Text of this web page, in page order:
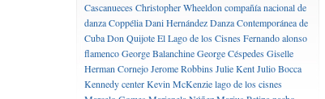
CascanuecesChristopher Wheeldon compañía nacional de
danzaCoppéliaDani HernándezDanza Contemporánea de
CubaDon QuijoteEl Lago de los CisnesFernando alonso
flamencoGeorge BalanchineGeorge CéspedesGiselle
Herman CornejoJerome RobbinsJulie KentJulio Bocca
Kennedy centerKevin McKenzielago de los cisnes